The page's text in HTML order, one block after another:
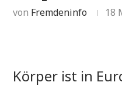
von Fremdeninfo 18
Körper ist in